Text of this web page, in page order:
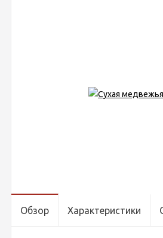
Обзор Характеристики